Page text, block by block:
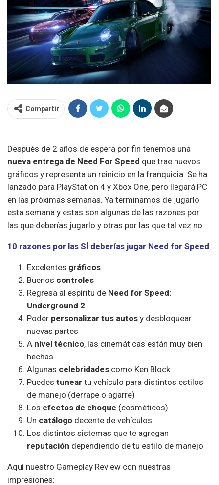
Compartir
Después de 2 años de espera por fin tenemos una
nueva entrega de Need For Speed que trae nuevos
gráficos y representa un reinicio en la franquicia. Se ha
lanzado para PlayStation 4 y Xbox One, pero llegará PC
en las próximas semanas. Ya terminamos de jugarlo
esta semana y estas son algunas de las razones por
las que deberías jugarlo y otras por las que tal vez no.
10 razones por las SÍ deberías jugar Need for Speed
Excelentes gráficos
Buenos controles
Regresa al espíritu de Need for Speed:
Underground 2
Poder personalizar tus autos y desbloquear
nuevas partes
A nivel técnico, las cinemáticas están muy bien
hechas
Algunas celebridades como Ken Block
Puedes tunear tu vehículo para distintos estilos
de manejo (derrape o agarre)
Los efectos de choque (cosméticos)
Un catálogo decente de vehículos
Los distintos sistemas que te agregan
reputación dependiendo de tu estilo de manejo
Aquí nuestro Gameplay Review con nuestras
impresiones: